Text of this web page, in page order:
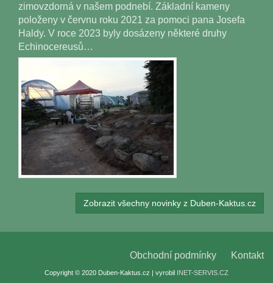
zimovzdorná v našem podnebí. Základní kameny
položeny v červnu roku 2021 za pomoci pana Josefa
Haldy. V roce 2023 byly dosázeny některé druhy
Echinocereusů…
Zobrazit všechny novinky z Duben-Kaktus.cz
Obchodní podmínky Kontakt
Copyright © 2020 Duben-Kaktus.cz | vyrobil INET-SERVIS.CZ